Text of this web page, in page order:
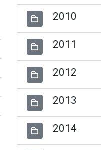
2010
2011
2012
2013
2014